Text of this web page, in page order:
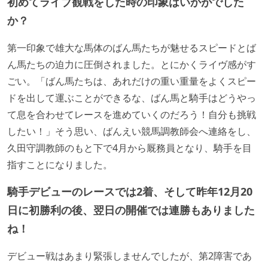
か？
第一印象で雄大な馬体のばん馬たちが魅せるスピードとば
ん馬たちの迫力に圧倒されました。とにかくライヴ感がす
ごい。「ばん馬たちは、あれだけの重い重量をよくスピー
ドを出して運ぶことができるな、ばん馬と騎手はどうやっ
て息を合わせてレースを進めていくのだろう！自分も挑戦
したい！」そう思い、ばんえい競馬調教師会へ連絡をし、
久田守調教師のもと下で4月から厩務員となり、騎手を目
指すことになりました。
騎手デビューのレースでは2着、そして昨年12月20
日に初勝利の後、翌日の開催では連勝もありました
ね！
デビュー戦はあまり緊張しませんでしたが、第2障害であ